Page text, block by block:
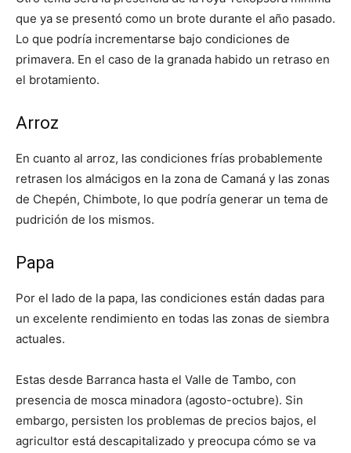
que ya se presentó como un brote durante el año pasado.
Lo que podría incrementarse bajo condiciones de
primavera. En el caso de la granada habido un retraso en
el brotamiento.
Arroz
En cuanto al arroz, las condiciones frías probablemente
retrasen los almácigos en la zona de Camaná y las zonas
de Chepén, Chimbote, lo que podría generar un tema de
pudrición de los mismos.
Papa
Por el lado de la papa, las condiciones están dadas para
un excelente rendimiento en todas las zonas de siembra
actuales.
Estas desde Barranca hasta el Valle de Tambo, con
presencia de mosca minadora (agosto-octubre). Sin
embargo, persisten los problemas de precios bajos, el
agricultor está descapitalizado y preocupa cómo se va